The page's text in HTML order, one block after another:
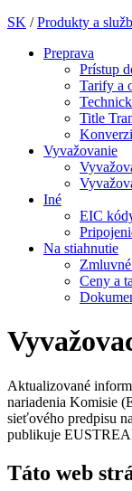
SK / Produkty a
Preprava
Prístup
Tarify a
Title
Vyvažovanie
Iné
EIC
Na stiahnutie
Ceny a
Aktualizované
nariadenia Komisie
sieťového predpisu
publikuje
Táto web